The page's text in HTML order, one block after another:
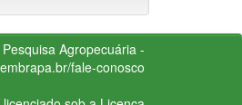
Agropecuária -
fale-conosco